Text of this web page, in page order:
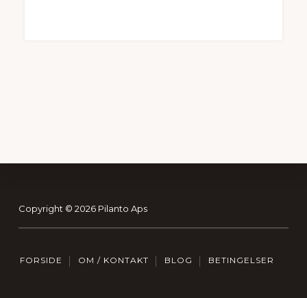
Footer
Copyright © 2026 Pilanto Aps
FORSIDE OM / KONTAKT BLOG BETINGELSER